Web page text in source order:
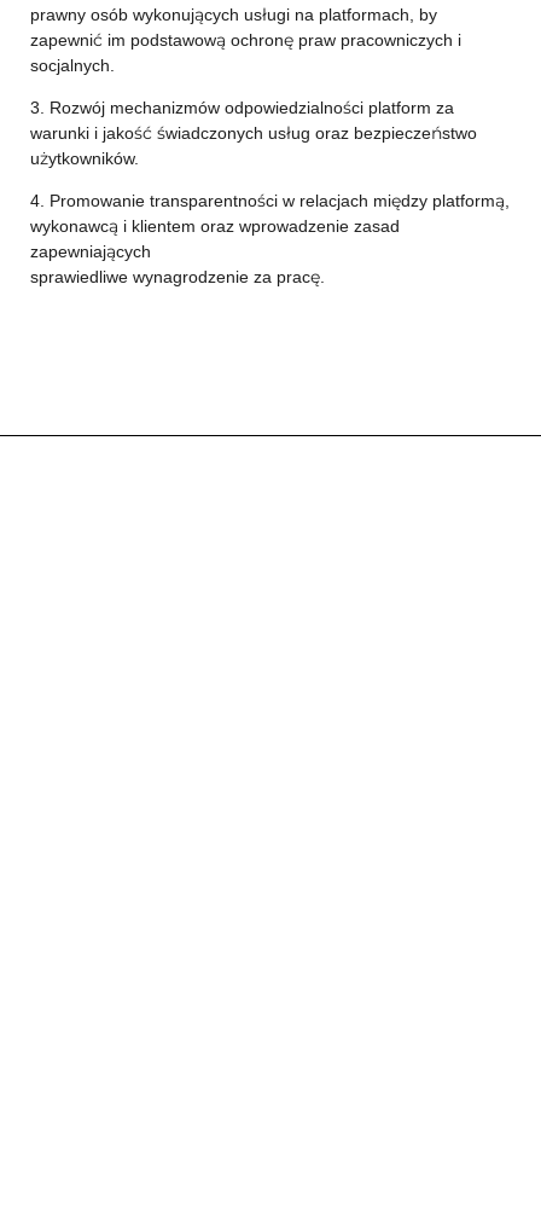
prawny osób wykonujących usługi na platformach, by
zapewnić im podstawową ochronę praw pracowniczych i
socjalnych.
3. Rozwój mechanizmów odpowiedzialności platform za
warunki i jakość świadczonych usług oraz bezpieczeństwo
użytkowników.
4. Promowanie transparentności w relacjach między platformą,
wykonawcą i klientem oraz wprowadzenie zasad
zapewniających
sprawiedliwe wynagrodzenie za pracę.